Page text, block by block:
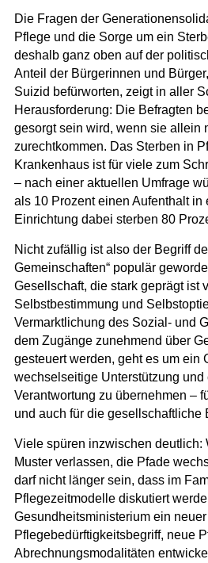
Die Fragen der
Pflege und die Sorge um ein
deshalb ganz oben auf der
Anteil der Bürgerinnen und
Suizid befürworten, zeigt in aller
Herausforderung: Die Befragten
gesorgt sein wird, wenn sie allein
zurechtkommen. Das Sterben in
Krankenhaus ist für viele zum
– nach einer aktuellen Umfrage
als 10 Prozent einen Aufenthalt in
Einrichtung dabei sterben 80
Nicht zufällig ist also der Begriff
Gemeinschaften“ populär
Gesellschaft, die stark geprägt ist
Selbstbestimmung und
Vermarktlichung des Sozial- und
dem Zugänge zunehmend über
gesteuert werden, geht es um ein
wechselseitige Unterstützung und
Verantwortung zu übernehmen –
und auch für die gesellschaftliche
Viele spüren inzwischen deutlich:
Muster verlassen, die Pfade
darf nicht länger sein, dass im
Pflegezeitmodelle diskutiert
Gesundheitsministerium ein neuer
Pflegebedürftigkeitsbegriff, neue
Abrechnungsmodalitäten